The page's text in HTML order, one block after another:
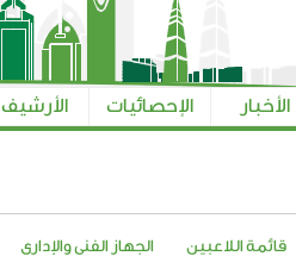
الأخبار الإحصائيات الأرشيف
قائمة اللاعبين الجهاز الفني والإداري